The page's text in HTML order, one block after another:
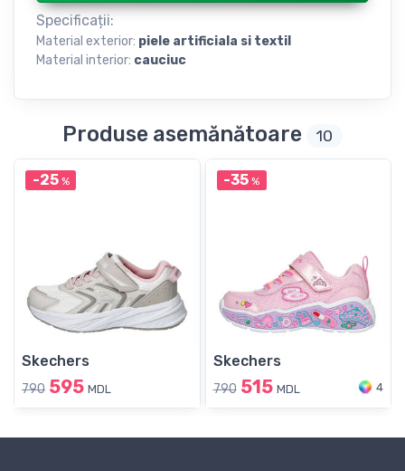
Specificații:
Material exterior: piele artificiala si textil
Material interior: cauciuc
Produse asemănătoare 10
-25%
Skechers
790 595 MDL
-35 %
Skechers
790 515 MDL 4